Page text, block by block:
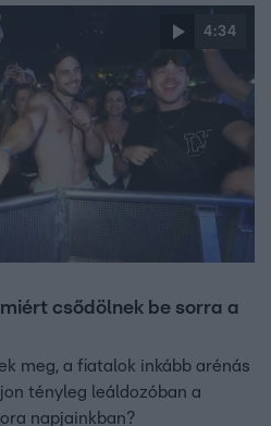
minden évben ellátogat.
4:34
csődölnek be sorra a
meg, a fiatalok inkább arénás
tényleg leáldozóban a
napjainkban?